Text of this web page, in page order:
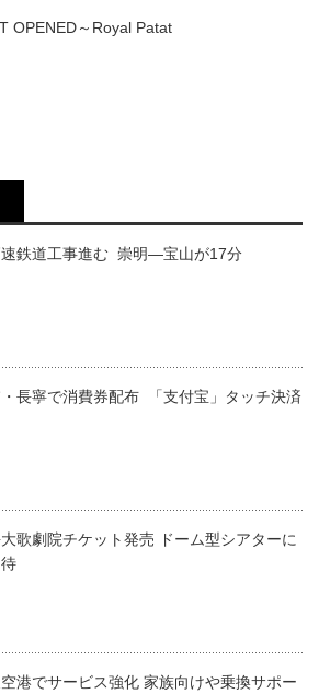
OPENED～Royal Patat
速鉄道工事進む 崇明―宝山が17分
長寧で消費券配布 「支付宝」タッチ決済
大歌劇院チケット発売 ドーム型シアターに
港でサービス強化 家族向けや乗換サポー